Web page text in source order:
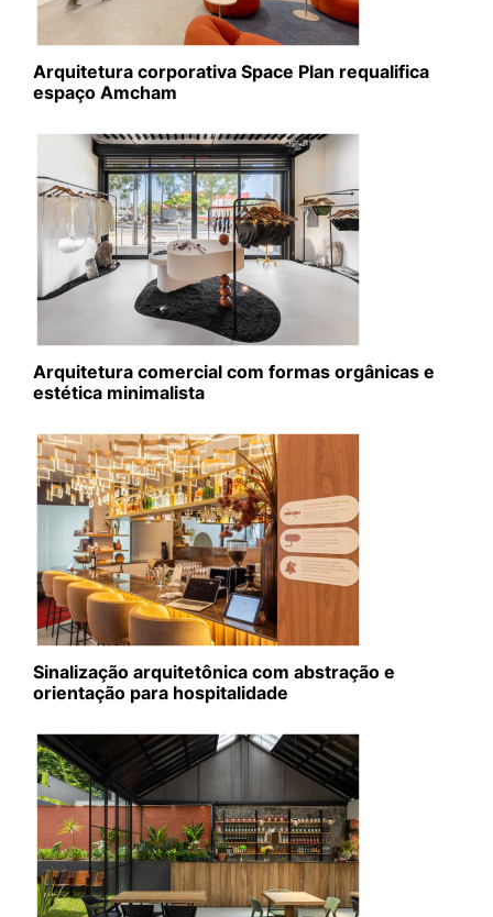
Arquitetura corporativa Space Plan requalifica
espaço Amcham
Arquitetura comercial com formas orgânicas e
estética minimalista
Sinalização arquitetônica com abstração e
orientação para hospitalidade